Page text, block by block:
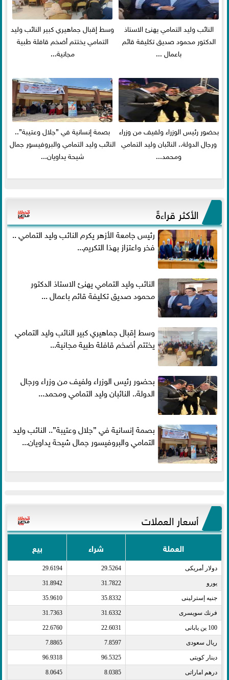
النائب وليد التمامي يهنئ الاستاذ
الدكتور محمود صديق تكليفة قائم
باعمال ...
وسط إقبال جماهيري كبير النائب وليد
التمامي يختتم أضخم قافلة طبية
مجانية...
بحضور رئيس الوزراء ولفيف من وزراء
ورجال الدولة.. النائبان وليد التمامي
ومحمد...
بصمة إنسانية في ”جلال وعتيبة”..
النائب وليد التمامي والبروفيسور جمال
شيحة يداويان...
الأكثر قراءةً
رئيس جامعة الأزهر يكرم النائب وليد التمامي ..
فخر واعتزاز بهذا التكريم...
النائب وليد التمامي يهنئ الاستاذ الدكتور
محمود صديق تكليفة قائم باعمال ...
وسط إقبال جماهيري كبير النائب وليد التمامي
يختتم أضخم قافلة طبية مجانية...
بحضور رئيس الوزراء ولفيف من وزراء ورجال
الدولة.. النائبان وليد التمامي ومحمد...
بصمة إنسانية في ”جلال وعتيبة”.. النائب وليد
التمامي والبروفيسور جمال شيحة يداويان...
أسعار العملات
العملة شراء بيع
دولار أمريكى​ 29.5264
29.6194
يورو​ 31.7822
31.8942
جنيه إسترلينى​ 35.8332
35.9610
فرنك سويسرى​ 31.6332
31.7363
100 ين يابانى​ 22.6031
22.6760
ريال سعودى​ 7.8597
7.8865
دينار كويتى​ 96.5325
96.9318
درهم اماراتى​ 8.0385
8.0645